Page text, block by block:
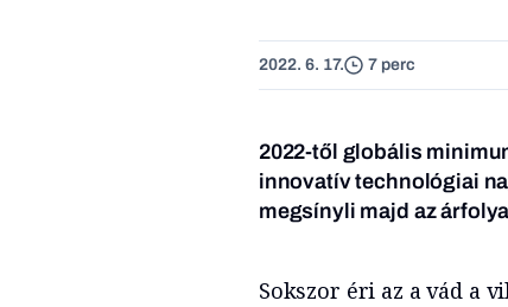
2022. 6. 17. 7 perc
2022-től globális
innovatív technológiai
megsínyli majd az
Sokszor éri az a vád a